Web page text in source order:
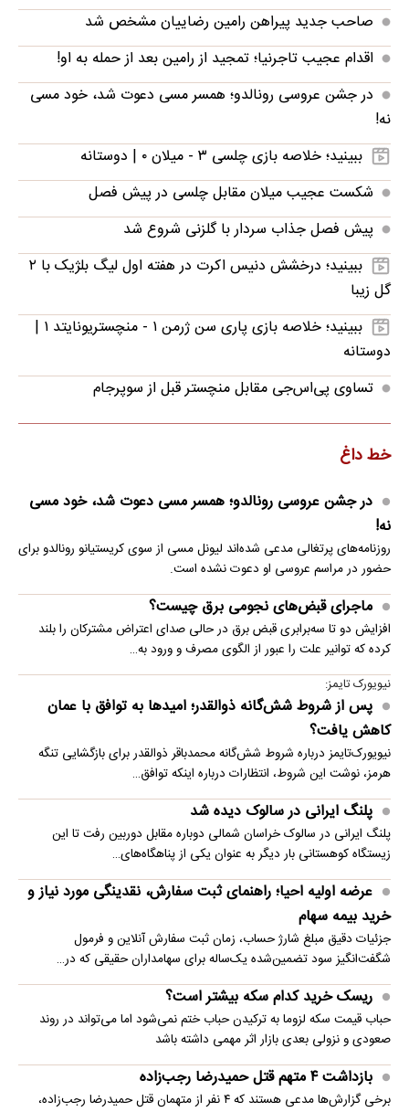
صاحب جدید پیراهن رامین رضاییان مشخص شد
اقدام عجیب تاجرنیا؛ تمجید از رامین بعد از حمله به او!
در جشن عروسی رونالدو؛ همسر مسی دعوت شد، خود مسی
نه!
ببینید؛ خلاصه بازی چلسی ۳ - میلان ۰ | دوستانه
شکست عجیب میلان مقابل چلسی در پیش فصل
پیش فصل جذاب سردار با گلزنی شروع شد
ببینید؛ درخشش دنیس اکرت در هفته اول لیگ بلژیک با ۲
گل زیبا
ببینید؛ خلاصه بازی پاری سن ژرمن ۱ - منچستریونایتد ۱ |
دوستانه
تساوی پی‌اس‌جی مقابل منچستر قبل از سوپرجام
خط داغ
در جشن عروسی رونالدو؛ همسر مسی دعوت شد، خود مسی
نه!
روزنامه‌های پرتغالی مدعی شده‌اند لیونل مسی از سوی کریستیانو رونالدو برای
حضور در مراسم عروسی او دعوت نشده است.
ماجرای قبض‌های نجومی برق چیست؟
افزایش دو تا سه‌برابری قبض برق در حالی صدای اعتراض مشترکان را بلند
کرده که توانیر علت را عبور از الگوی مصرف و ورود به…
نیویورک تایمز:
پس از شروط شش‌گانه ذوالقدر؛ امیدها به توافق با عمان
کاهش یافت؟
نیویورک‌تایمز درباره شروط شش‌گانه محمدباقر ذوالقدر برای بازگشایی تنگه
هرمز، نوشت این شروط، انتظارات درباره اینکه توافق…
پلنگ ایرانی در سالوک دیده شد
پلنگ ایرانی در سالوک خراسان شمالی دوباره مقابل دوربین رفت تا این
زیستگاه کوهستانی بار دیگر به عنوان یکی از پناهگاه‌های…
عرضه اولیه احیا؛ راهنمای ثبت سفارش، نقدینگی مورد نیاز و
خرید بیمه سهام
جزئیات دقیق مبلغ شارژ حساب، زمان ثبت سفارش آنلاین و فرمول
شگفت‌انگیز سود تضمین‌شده یک‌ساله برای سهامداران حقیقی که در…
ریسک خرید کدام سکه بیشتر است؟
حباب قیمت سکه لزوما به ترکیدن حباب ختم نمی‌شود اما می‌تواند در روند
صعودی و نزولی بعدی بازار اثر مهمی داشته باشد
بازداشت ۴ متهم قتل حمیدرضا رجب‌زاده
برخی گزارش‌ها مدعی هستند که ۴ نفر از متهمان قتل حمیدرضا رجب‌زاده،